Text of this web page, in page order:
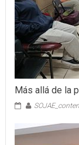
Más allá de la